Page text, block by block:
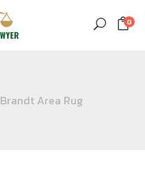
0
Brandt Area Rug